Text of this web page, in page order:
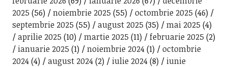
2025 (56) noiembrie 2025 (55) octombrie 2025 (46)
septembrie 2025 (55) august 2025 (35) mai 2025 (4)
aprilie 2025 (10) martie 2025 (11) februarie 2025 (2)
ianuarie 2025 (1) noiembrie 2024(1)
octombrie
2024(4) august 2024(2) iulie 2024(8) iunie